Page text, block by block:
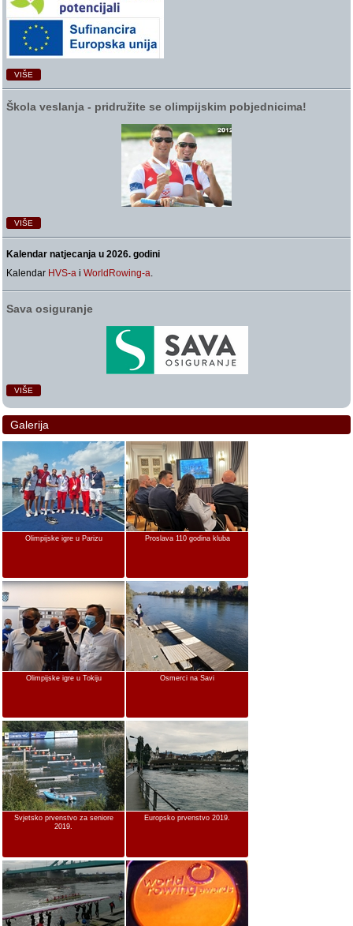
VIŠE
Škola veslanja ‑ pridružite se olimpijskim pobjednicima!
VIŠE
Kalendar natjecanja u 2026. godini
Kalendar HVS-a iWorldRowing-a.
Sava osiguranje
VIŠE
Galerija
Olimpijske igre u Parizu Proslava 110 godina kluba
Olimpijske igre u Tokiju Osmerci na Savi
Svjetsko prvenstvo za seniore
2019.
Europsko prvenstvo 2019.